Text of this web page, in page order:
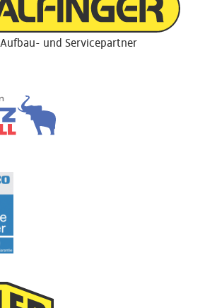
Aufbau- und Servicepartner